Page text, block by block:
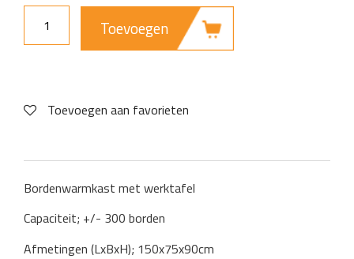
Toevoegen
Toevoegen aan favorieten
Bordenwarmkast met werktafel
Capaciteit; +/- 300 borden
Afmetingen (LxBxH); 150x75x90cm